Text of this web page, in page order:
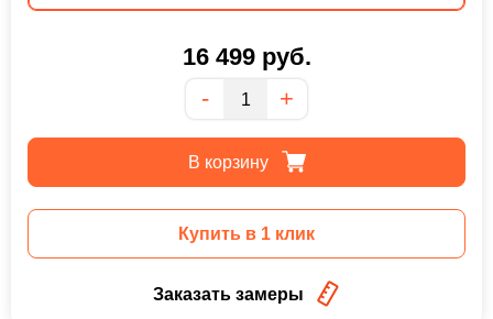
16 499руб.
Количество
- +
В корзину
Купить в 1 клик
Заказать замеры